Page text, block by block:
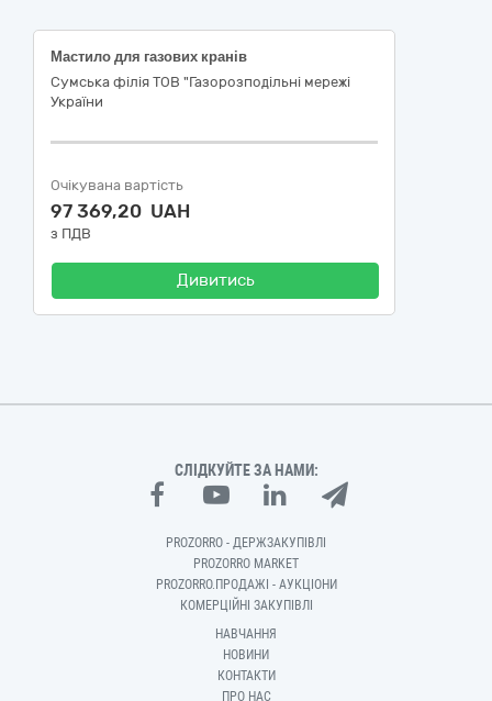
Мастило для газових кранів
Сумська філія ТОВ "Газорозподільні мережі
України
Очікувана вартість
97 369,20 UAH
з ПДВ
Дивитись
СЛІДКУЙТЕ ЗА НАМИ:
PROZORRO - ДЕРЖЗАКУПІВЛІ
PROZORRO MARKET
PROZORRO.ПРОДАЖІ - АУКЦІОНИ
КОМЕРЦІЙНІ ЗАКУПІВЛІ
НАВЧАННЯ
НОВИНИ
КОНТАКТИ
ПРО НАС